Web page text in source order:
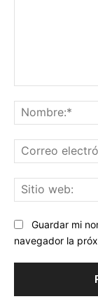
Guardar mi
navegador la